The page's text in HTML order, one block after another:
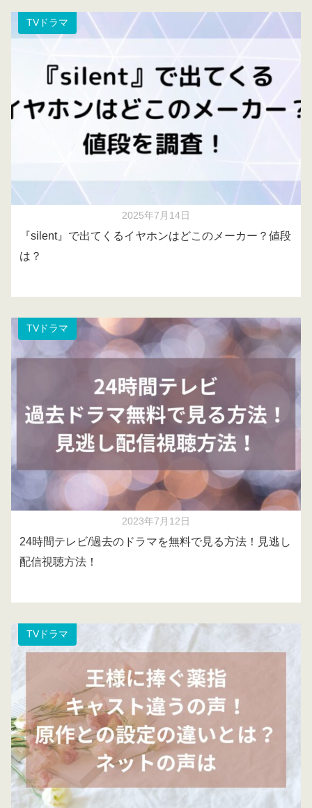
TVドラマ
2025年7月14日
『silent』で出てくるイヤホンはどこのメーカー？値段
は？
TVドラマ
2023年7月12日
24時間テレビ/過去のドラマを無料で見る方法！見逃し
配信視聴方法！
TVドラマ